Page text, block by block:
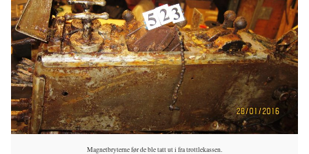
Magnetbryterne før de ble tatt ut i fra trottlekassen.